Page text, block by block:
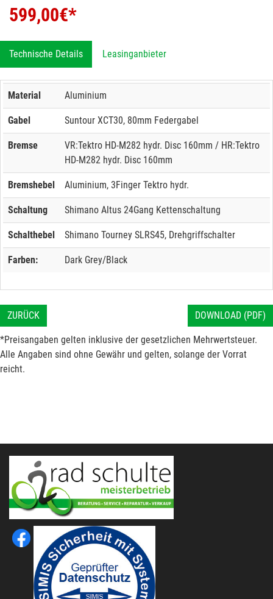
599,00€*
Technische Details Leasinganbieter
Material Aluminium
Gabel Suntour XCT30, 80mm Federgabel
Bremse
VR:Tektro HD-M282 hydr. Disc 160mm / HR:Tektro
HD-M282 hydr. Disc 160mm
Bremshebel Aluminium, 3Finger Tektro hydr.
Schaltung Shimano Altus 24Gang Kettenschaltung
Schalthebel Shimano Tourney SLRS45, Drehgriffschalter
Farben: Dark Grey/Black
ZURÜCK DOWNLOAD (PDF)
*Preisangaben gelten inklusive der gesetzlichen Mehrwertsteuer.
Alle Angaben sind ohne Gewähr und gelten, solange der Vorrat
reicht.